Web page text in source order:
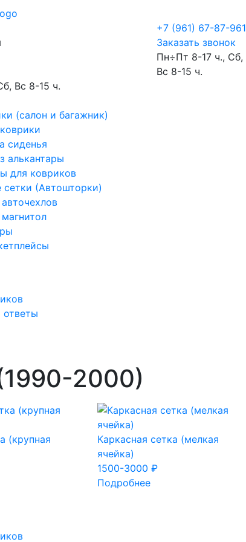
+7 (961) 67-87-961
Заказать звонок
Пн÷Пт 8-17 ч., Сб,
Вс 8-15 ч.
Вс 8-15 ч.
(салон и багажник)
сиденья
алькантары
для ковриков
сетки (Автошторки)
2000)
(крупная
Каркасная сетка (мелкая
ячейка)
1500-3000 ₽
Подробнее